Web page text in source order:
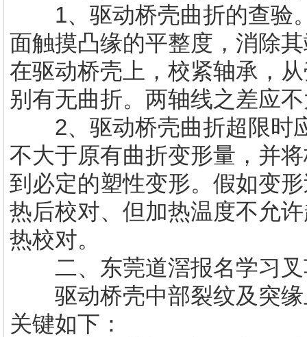
1、驱动桥壳曲折的查验
面触摸凸缘的平整度，消除
在驱动桥壳上，校紧轴承，
别有无曲折。两轴线之差应
2、驱动桥壳曲折超限时
不大于原有曲折变形量，并
到必定的塑性变形。假如变
热后校对、但加热温度不允
热校对。
二、 东莞道滘报名学习
驱动桥壳中部裂纹及突缘
关键如下：